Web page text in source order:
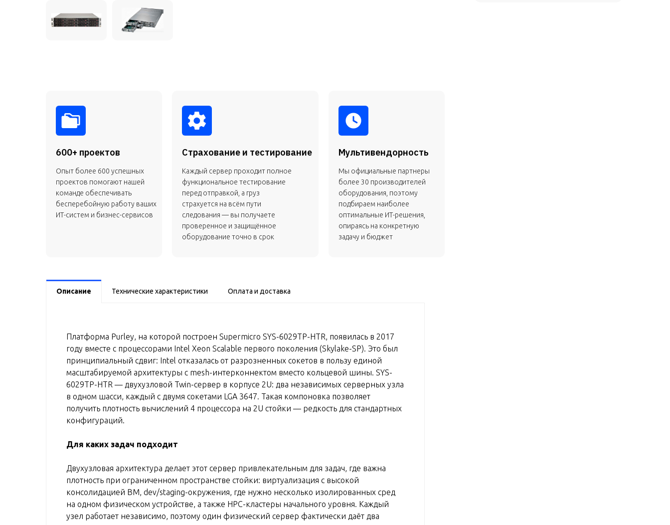
600+ проектов
Опыт более 600 успешных
проектов помогают нашей
команде обеспечивать
бесперебойную работу ваших
ИТ-систем и бизнес-сервисов
Страхование и тестирование
Каждый сервер проходит полное
функциональное тестирование
перед отправкой, а груз
страхуется на всём пути
следования — вы получаете
проверенное и защищённое
оборудование точно в срок
Мультивендорность
Мы официальные партнеры
более 30 производителей
оборудования, поэтому
подбираем наиболее
оптимальные ИТ-решения,
опираясь на конкретную
задачу и бюджет
Описание Технические характеристики Оплата и доставка
Платформа Purley, на которой построен Supermicro SYS-6029TP-HTR, появилась в 2017
году вместе с процессорами Intel Xeon Scalable первого поколения (Skylake-SP). Это был
принципиальный сдвиг: Intel отказалась от разрозненных сокетов в пользу единой
масштабируемой архитектуры с mesh-интерконнектом вместо кольцевой шины. SYS-
6029TP-HTR — двухузловой Twin-сервер в корпусе 2U: два независимых серверных узла
в одном шасси, каждый с двумя сокетами LGA 3647. Такая компоновка позволяет
получить плотность вычислений 4 процессора на 2U стойки — редкость для стандартных
конфигураций.
Для каких задач подходит
Двухузловая архитектура делает этот сервер привлекательным для задач, где важна
плотность при ограниченном пространстве стойки: виртуализация с высокой
консолидацией ВМ, dev/staging-окружения, где нужно несколько изолированных сред
на одном физическом устройстве, а также HPC-кластеры начального уровня. Каждый
узел работает независимо, поэтому один физический сервер фактически даёт два